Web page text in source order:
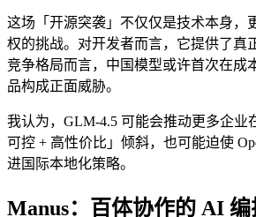
这场「开源突袭」不仅仅是技术本身，
权的挑战。对开发者而言，它提供了真
竞争格局而言，中国模型或许首次在成
品构成正面威胁。
我认为，GLM-4.5 可能会推动更多企业
可控 + 高性价比」倾斜，也可能迫使
进国际本地化策略。
Manus：百体协作的 AI 编